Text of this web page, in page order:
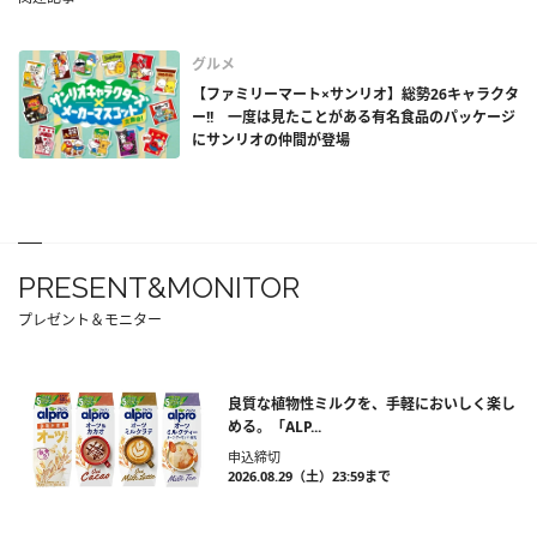
グルメ
【ファミリーマート×サンリオ】総勢26キャラクタ
ー!! 一度は見たことがある有名食品のパッケージ
にサンリオの仲間が登場
PRESENT&MONITOR
プレゼント＆モニター
良質な植物性ミルクを、手軽においしく楽し
める。「ALP...
申込締切
2026.08.29（土）23:59まで